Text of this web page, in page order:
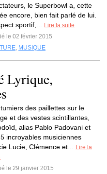
le Superbowl a, cette
encore, bien fait parlé de lui.
sportif,...
Lire la suite
le 02 février 2015
, MUSIQUE
Lyrique,
des paillettes sur le
et des vestes scintillantes,
alias Pablo Padovani et
incroyables musiciennes
Lucie, Clémence et...
Lire la
le 29 janvier 2015